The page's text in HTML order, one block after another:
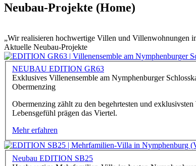
Neubau-Projekte (Home)
Wir realisieren hochwertige Villen und Villenwohnungen
Aktuelle Neubau-Projekte
NEUBAU EDITION GR63
Exklusives Villenensemble am Nymphenburger
Obermenzing
Obermenzing zählt zu den begehrtesten und
Lebensgefühl prägen das Viertel.
Mehr erfahren
Neubau EDITION SB25